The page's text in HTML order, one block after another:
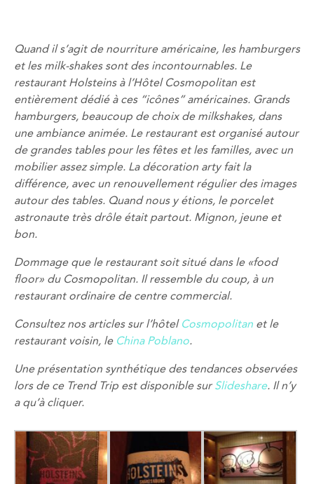
Quand il s’agit de nourriture américaine, les hamburgers
et les milk-shakes sont des incontournables. Le
restaurant Holsteins à l’Hôtel Cosmopolitan est
entièrement dédié à ces “icônes” américaines. Grands
hamburgers, beaucoup de choix de milkshakes, dans
une ambiance animée. Le restaurant est organisé autour
de grandes tables pour les fêtes et les familles, avec un
mobilier assez simple. La décoration arty fait la
différence, avec un renouvellement régulier des images
autour des tables. Quand nous y étions, le porcelet
astronaute très drôle était partout. Mignon, jeune et
bon.
Dommage que le restaurant soit situé dans le «food
floor» du Cosmopolitan. Il ressemble du coup, à un
restaurant ordinaire de centre commercial.
Consultez nos articles sur l’hôtel Cosmopolitan et le
restaurant voisin, le China Poblano.
Une présentation synthétique des tendances observées
lors de ce Trend Trip est disponible sur Slideshare. Il n’y
a qu’à cliquer.